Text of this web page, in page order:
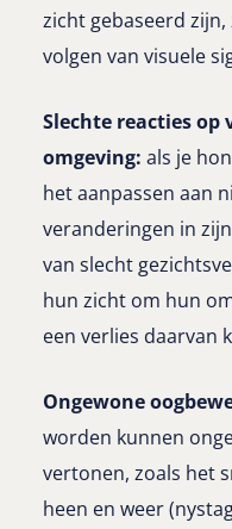
zicht gebaseerd
volgen van visuele
Slechte reacties op
omgeving: als je
het aanpassen aan
veranderingen in
van slecht
hun zicht om hun
een verlies daarvan
Ongewone
worden kunnen
vertonen, zoals het
heen en weer